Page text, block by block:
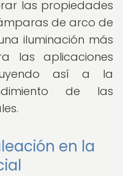
las propiedades
de arco de
iluminación más
las aplicaciones
así a la
de las
en la